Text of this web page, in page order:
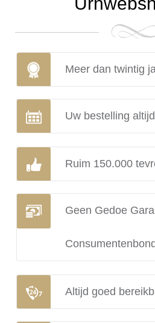
Meer dan twintig
Uw bestelling
Ruim 150.000
Geen Gedoe
Consumentenbond
Altijd goed